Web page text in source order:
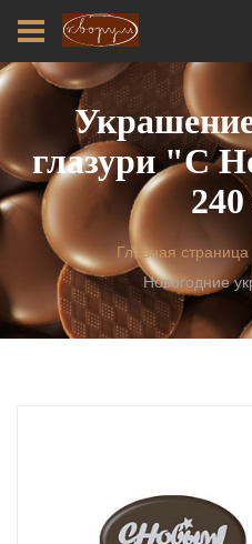
глазури "С
Главная страница
Новогодние